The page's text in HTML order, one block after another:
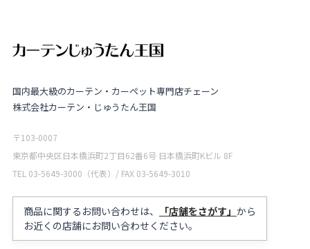
国内最大級のカーテン・カーペット専門店チェーン
株式会社カーテン・じゅうたん王国
〒103-0007
東京都中央区日本橋浜町2丁目62番6号 日本橋浜町Kビル 8F
TEL 03-5649-3000（代表）/ FAX 03-5649-3010
商品に関するお問い合わせは、 「店舗をさがす」 から
お近くの店舗にお問い合わせください。